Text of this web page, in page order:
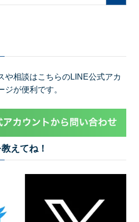
や相談はこちらのLINE公式アカ
ジが便利です。
えてね！